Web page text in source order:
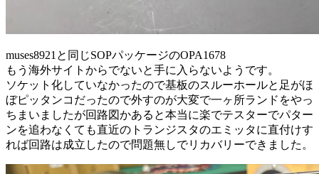
muses8921と同じSOPパッケージのOPA1678
もう海外サイトからでないと手に入らないようです。
ソケット化していなかったので基板のスルーホールと足がほ
ぼピッタンコだったので外すのが大変で一ヶ所ランドをやっ
ちまいましたが回路図かあると本当に楽でテスターでパター
ンを追わなくても直近のトランジスタのエミッタに直付けす
れば回路は成立したので問題無しでリカバリーできました。